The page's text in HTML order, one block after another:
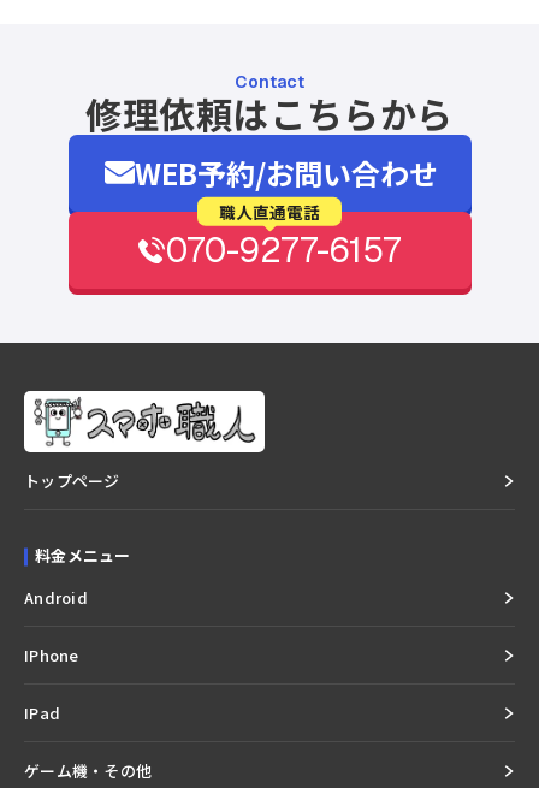
Contact
修理依頼はこちらから
WEB予約/お問い合わせ
職人直通電話
070-9277-6157
トップページ
料金メニュー
Android
IPhone
IPad
ゲーム機・その他